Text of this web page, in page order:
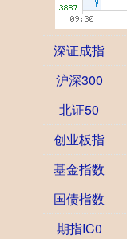
深证成指
沪深300
北证50
创业板指
基金指数
国债指数
期指IC0